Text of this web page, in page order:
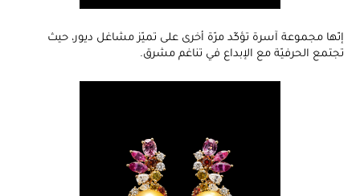
إنّها مجموعة آسرة تؤكّد مرّة أخرى على تميّز مشاغل ديور، حيث
تجتمع الحرفيّة مع الإبداع في تناغم مشرق.